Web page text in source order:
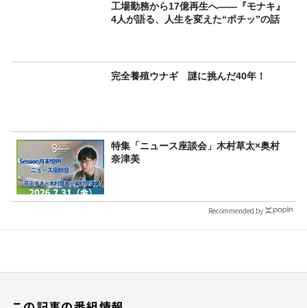
工場勤務から17億再生へ——『モナキ』
4人が語る、人生を変えた“ポチッ”の話
完全養殖ウナギ 謎に挑んだ40年！
特集「ニュース座談会」木村草太×奥村
奈津美
Recommended by